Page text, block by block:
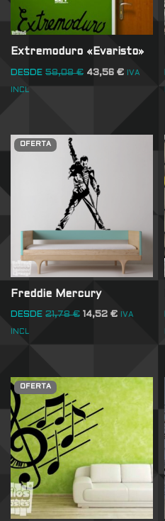
Extremoduro «Evaristo»
DESDE 58,08€ 43,56 € IVA
INCL
OFERTA
Freddie Mercury
DESDE 21,78€ 14,52 € IVA
INCL
OFERTA